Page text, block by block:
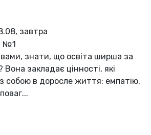
завтра
№1
вами, знати, що освіта ширша за
Вона закладає цінності, які
собою в доросле життя: емпатію,